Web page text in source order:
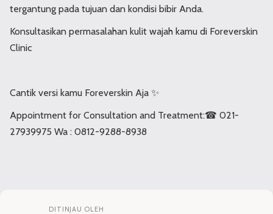
tergantung pada tujuan dan kondisi bibir Anda.
Konsultasikan permasalahan kulit wajah kamu di Foreverskin
Clinic
Cantik versi kamu Foreverskin Aja ✨
Appointment for Consultation and Treatment:⁣⁣⁣⁣⁣⁣⁣⁣⁣⁣⁣☎ 021-
27939975 ⁣⁣⁣Wa : 0812-9288-8938
DITINJAU OLEH